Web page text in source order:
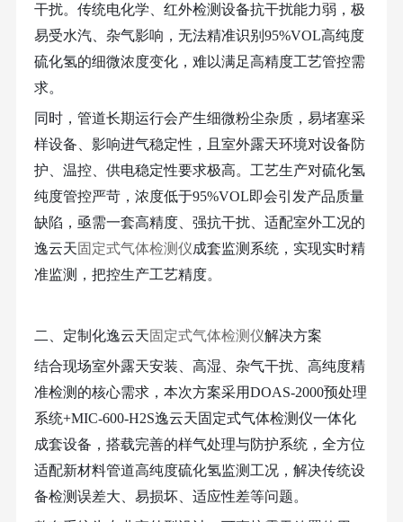
干扰。传统电化学、红外检测设备抗干扰能力弱，极
易受水汽、杂气影响，无法精准识别95%VOL高纯度
硫化氢的细微浓度变化，难以满足高精度工艺管控需
求。
同时，管道长期运行会产生细微粉尘杂质，易堵塞采
样设备、影响进气稳定性，且室外露天环境对设备防
护、温控、供电稳定性要求极高。工艺生产对硫化氢
纯度管控严苛，浓度低于95%VOL即会引发产品质量
缺陷，亟需一套高精度、强抗干扰、适配室外工况的
逸云天固定式气体检测仪成套监测系统，实现实时精
准监测，把控生产工艺精度。
二、定制化逸云天固定式气体检测仪解决方案
结合现场室外露天安装、高湿、杂气干扰、高纯度精
准检测的核心需求，本次方案采用DOAS-2000预处理
系统+MIC-600-H2S逸云天固定式气体检测仪一体化
成套设备，搭载完善的样气处理与防护系统，全方位
适配新材料管道高纯度硫化氢监测工况，解决传统设
备检测误差大、易损坏、适应性差等问题。